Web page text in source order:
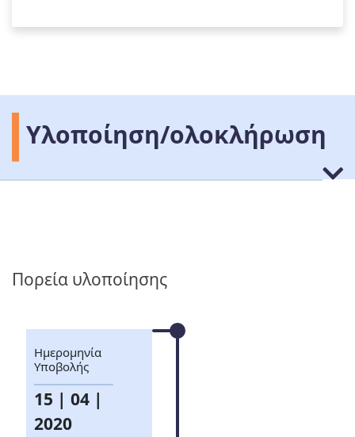
Υλοποίηση/ολοκλήρωση
Πορεία υλοποίησης
Ημερομηνία
Υποβολής
15 | 04 |
2020